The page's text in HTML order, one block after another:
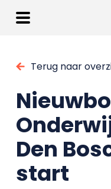
Terug naar
Den
start